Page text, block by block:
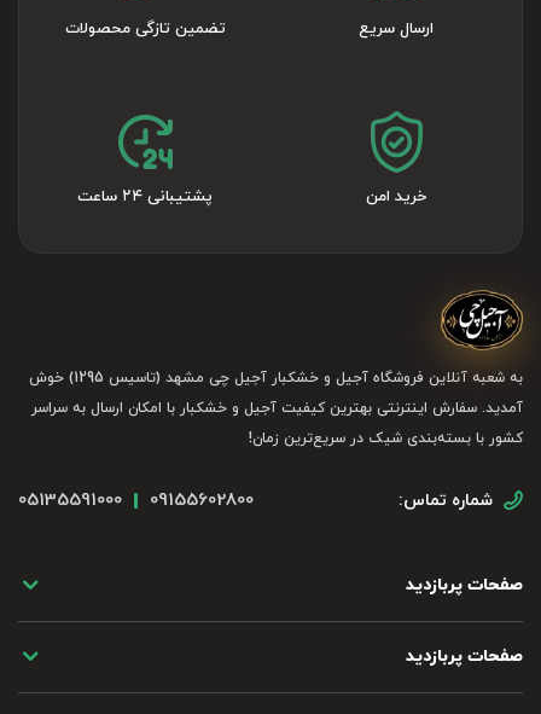
ارسال سریع تضمین تازگی محصولات
خرید امن پشتیبانی ۲۴ ساعت
به شعبه آنلاین فروشگاه آجیل و خشکبار آجیل چی مشهد (تاسیس 1295) خوش
آمدید. سفارش اینترنتی بهترین کیفیت آجیل و خشکبار با امکان ارسال به سراسر
کشور با بسته‌بندی شیک در سریع‌ترین زمان!
شماره تماس: 09155602800
05135591000
صفحات پربازدید
صفحات پربازدید